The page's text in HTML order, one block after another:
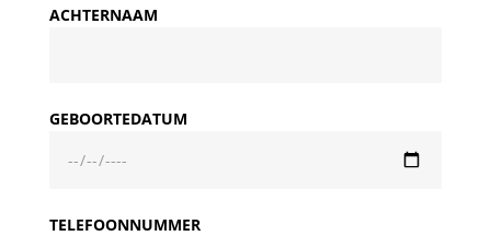
ACHTERNAAM
GEBOORTEDATUM
TELEFOONNUMMER